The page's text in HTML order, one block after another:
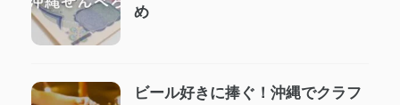
め
ビール好きに捧ぐ！沖縄でクラフ